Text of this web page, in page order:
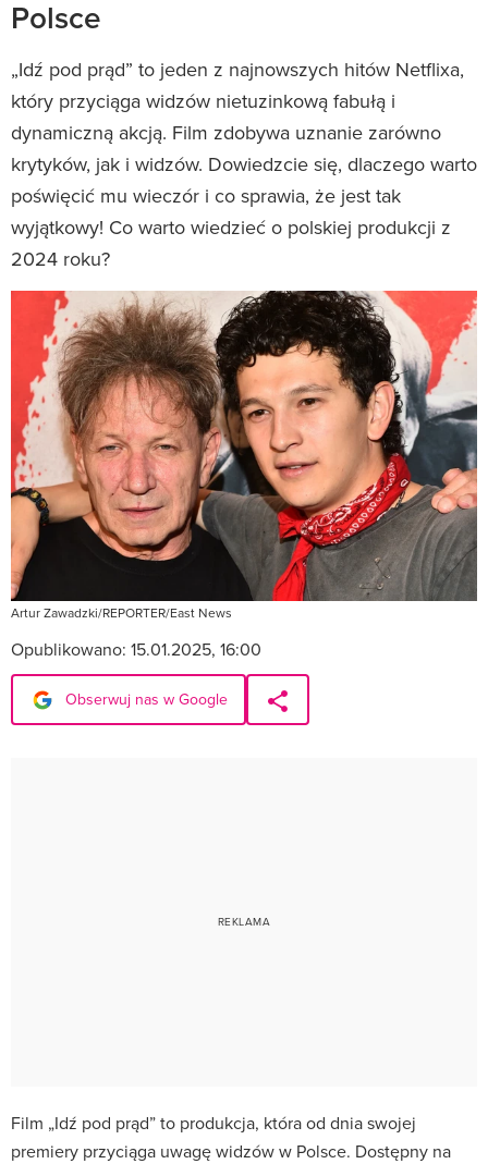
Polsce
„Idź pod prąd” to jeden z najnowszych hitów Netflixa,
który przyciąga widzów nietuzinkową fabułą i
dynamiczną akcją. Film zdobywa uznanie zarówno
krytyków, jak i widzów. Dowiedzcie się, dlaczego warto
poświęcić mu wieczór i co sprawia, że jest tak
wyjątkowy! Co warto wiedzieć o polskiej produkcji z
2024 roku?
Artur Zawadzki/REPORTER/East News
Opublikowano: 15.01.2025, 16:00
Obserwuj nas w Google
Film „Idź pod prąd” to produkcja, która od dnia swojej
premiery przyciąga uwagę widzów w Polsce. Dostępny na